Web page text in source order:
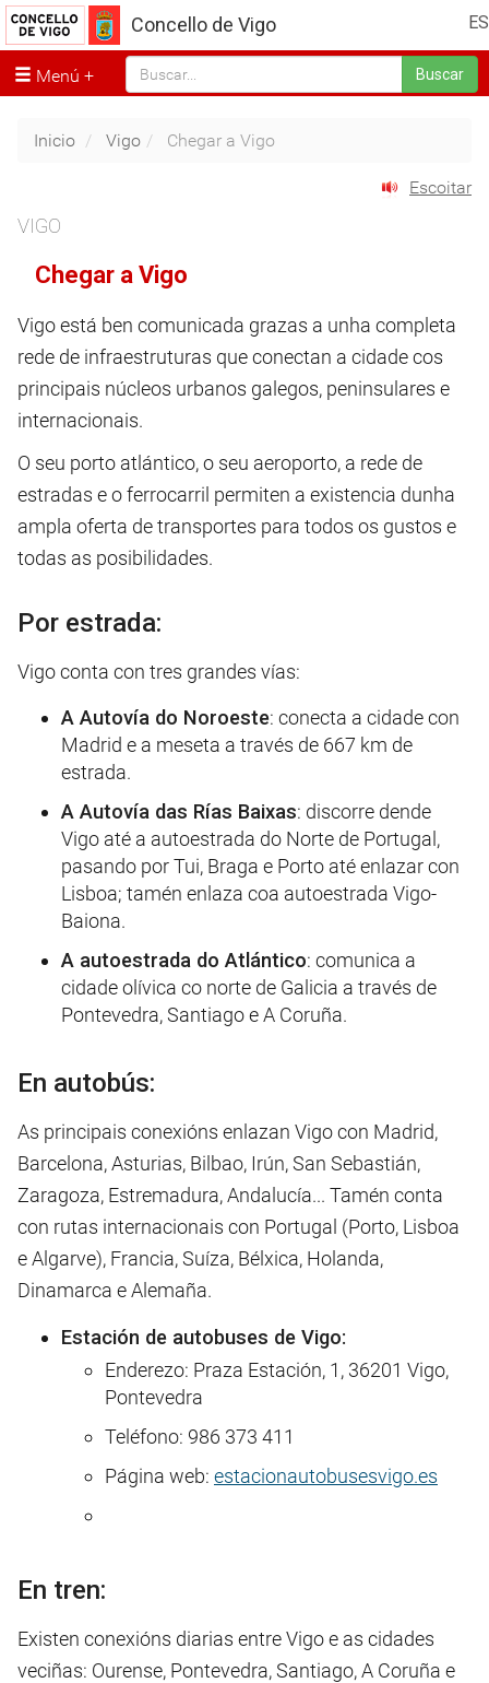
ES
Concello de Vigo
Menú Buscar
Inicio Vigo Chegar a Vigo
Escoitar
VIGO
Chegar a Vigo
Vigo está ben comunicada grazas a unha completa
rede de infraestruturas que conectan a cidade cos
principais núcleos urbanos galegos, peninsulares e
internacionais.
O seu porto atlántico, o seu aeroporto, a rede de
estradas e o ferrocarril permiten a existencia dunha
ampla oferta de transportes para todos os gustos e
todas as posibilidades.
Por estrada:
Vigo conta con tres grandes vías:
A Autovía do Noroeste: conecta a cidade con
Madrid e a meseta a través de 667 km de
estrada.
A Autovía das Rías Baixas: discorre dende
Vigo até a autoestrada do Norte de Portugal,
pasando por Tui, Braga e Porto até enlazar con
Lisboa; tamén enlaza coa autoestrada Vigo-
Baiona.
A autoestrada do Atlántico: comunica a
cidade olívica co norte de Galicia a través de
Pontevedra, Santiago e A Coruña.
En autobús:
As principais conexións enlazan Vigo con Madrid,
Barcelona, Asturias, Bilbao, Irún, San Sebastián,
Zaragoza, Estremadura, Andalucía... Tamén conta
con rutas internacionais con Portugal (Porto, Lisboa
e Algarve), Francia, Suíza, Bélxica, Holanda,
Dinamarca e Alemaña.
Estación de autobuses de Vigo:
Enderezo: Praza Estación, 1, 36201 Vigo,
Pontevedra
Teléfono: 986 373 411
Página web: estacionautobusesvigo.es
En tren:
Existen conexións diarias entre Vigo e as cidades
veciñas: Ourense, Pontevedra, Santiago, A Coruña e